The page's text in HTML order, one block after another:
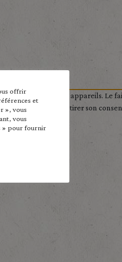
informations des appareils. Le
consentir ou de retirer son
offrir
et
», vous
vous
» pour fournir